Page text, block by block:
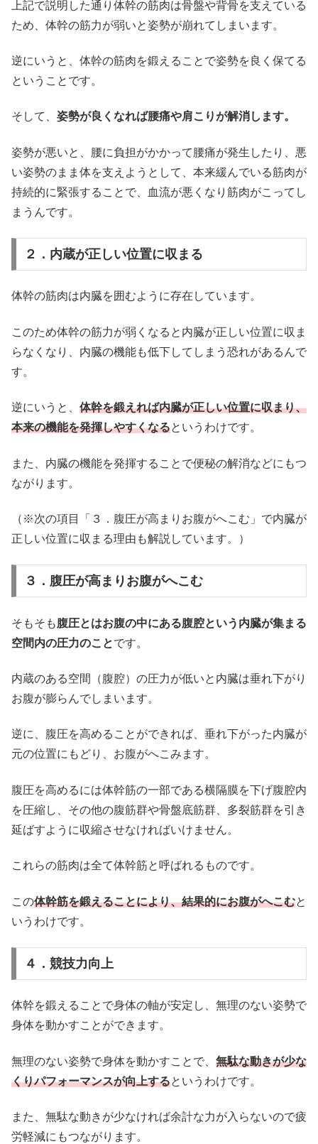
上記で説明した通り体幹の筋肉は骨盤や背骨を支えている
ため、体幹の筋力が弱いと姿勢が崩れてしまいます。
逆にいうと、体幹の筋肉を鍛えることで姿勢を良く保てる
ということです。
そして、 姿勢が良くなれば腰痛や肩こりが解消します。
姿勢が悪いと、腰に負担がかかって腰痛が発生したり、悪
い姿勢のまま体を支えようとして、本来緩んでいる筋肉が
持続的に緊張することで、血流が悪くなり筋肉がこってし
まうんです。
２．内蔵が正しい位置に収まる
体幹の筋肉は内臓を囲むように存在しています。
このため体幹の筋力が弱くなると内臓が正しい位置に収ま
らなくなり、内臓の機能も低下してしまう恐れがあるんで
す。
逆にいうと、 体幹を鍛えれば内臓が正しい位置に収まり、
本来の機能を発揮しやすくなるというわけです。
また、内臓の機能を発揮することで便秘の解消などにもつ
ながります。
（※次の項目「３．腹圧が高まりお腹がへこむ」で内臓が
正しい位置に収まる理由も解説しています。）
３．腹圧が高まりお腹がへこむ
そもそも腹圧とはお腹の中にある腹腔という内臓が集まる
空間内の圧力のことです。
内蔵のある空間（腹腔）の圧力が低いと内臓は垂れ下がり
お腹が膨らんでしまいます。
逆に、腹圧を高めることができれば、垂れ下がった内臓が
元の位置にもどり、お腹がへこみます。
腹圧を高めるには体幹筋の一部である横隔膜を下げ腹腔内
を圧縮し、その他の腹筋群や骨盤底筋群、多裂筋群を引き
延ばすように収縮させなければいけません。
これらの筋肉は全て体幹筋と呼ばれるものです。
この体幹筋を鍛えることにより、結果的にお腹がへこむと
いうわけです。
４．競技力向上
体幹を鍛えることで身体の軸が安定し、無理のない姿勢で
身体を動かすことができます。
無理のない姿勢で身体を動かすことで、 無駄な動きが少な
くりパフォーマンスが向上するというわけです。
また、無駄な動きが少なければ余計な力が入らないので疲
労軽減にもつながります。